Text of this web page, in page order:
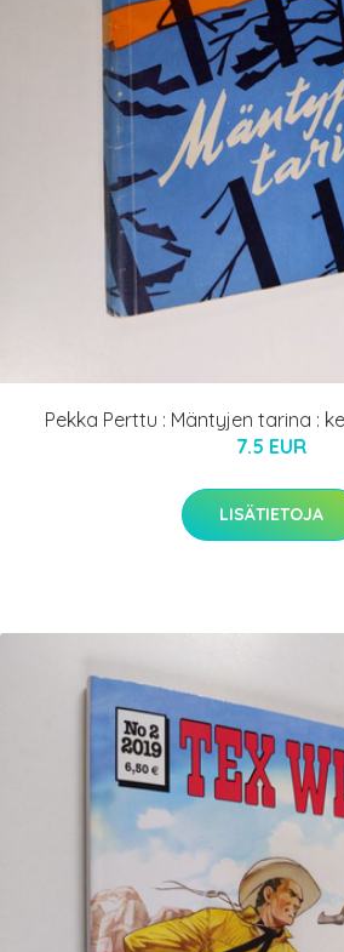
Pekka Perttu : Mäntyjen tarina :
7.5 EUR
LISÄTIETOJA